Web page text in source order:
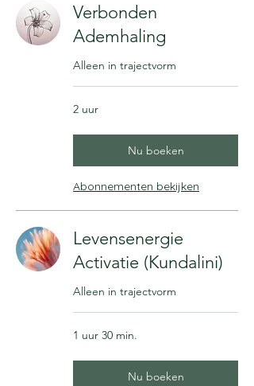
Verbonden
Ademhaling
Alleen in trajectvorm
2 uur
Nu boeken
Abonnementen bekijken
Levensenergie
Activatie (Kundalini)
Alleen in trajectvorm
1 uur 30 min.
Nu boeken